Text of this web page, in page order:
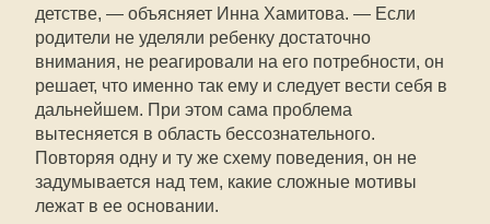
детстве, — объясняет Инна Хамитова. — Если
родители не уделяли ребенку достаточно
внимания, не реагировали на его потребности, он
решает, что именно так ему и следует вести себя в
дальнейшем. При этом сама проблема
вытесняется в область бессознательного.
Повторяя одну и ту же схему поведения, он не
задумывается над тем, какие сложные мотивы
лежат в ее основании.